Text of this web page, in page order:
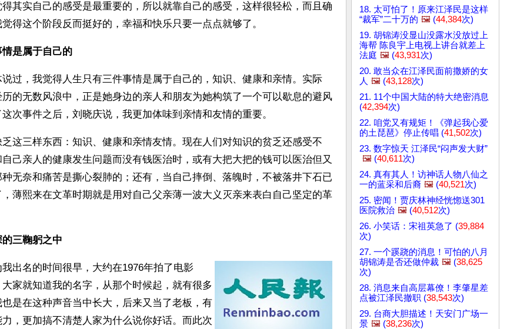
其实自己的感受是最重要的，所以就靠自己的感受，这样很轻松，而且确
得这个阶段反而挺好的，幸福和快乐只要一点点就够了。
是属于自己的
过，我觉得人生只有三件事情是属于自己的，知识、健康和亲情。实际
的无数风浪中，正是她身边的亲人和朋友为她构筑了一个可以歇息的避风
次事件之后，刘晓庆说，我更加体味到亲情和友情的重要。
这三样东西：知识、健康和亲情友情。现在人们对知识的贫乏还感受不
己亲人的健康发生问题而没有钱医治时，或有大把大把的钱可以医治但又
无奈和痛苦是撕心裂肺的；还有，当自己摔倒、落魄时，不被落井下石已
薄熙来在文革时期就是用对自己父亲薄一波大义灭亲来表白自己坚定的革
三鞠躬之中
出名的时间很早，大约在1976年拍了电影
家就知道我的名字，从那个时候起，就有很多
是在这种声音当中长大，后来又当了老板，有
，更加搞不清楚人家为什么说你好话。而此次
18. 太可怕了！原来江泽民是这样
“裁军”二十万的 🖼️ (44,384次)
19. 胡锦涛没显山没露水没放过上
海帮 陈良宇上电视上讲台就差上
法庭 🖼️ (43,931次)
20. 敢当众在江泽民面前撒娇的女
人 🖼️ (43,128次)
21. 11个中国大陆的特大绝密消息
(42,394次)
22. 咱党又有规矩！《弹起我心爱
的土琵琶》停止传唱 (41,502次)
23. 数字惊天 江泽民“闷声发大财”
🖼️ (40,611次)
24. 真有其人！访神话人物八仙之
一的蓝采和后裔 🖼️ (40,521次)
25. 密闻！贾庆林神经恍惚送301
医院救治 🖼️ (40,512次)
26. 小笑话：宋祖英急了 (39,884
次)
27. 一个蹊跷的消息！可怕的八月
胡锦涛是否还做仲裁 🖼️ (38,625
次)
28. 消息来自高层幕僚！李肇星差
点被江泽民撤职 (38,543次)
29. 台商大胆描述！天安门广场一
景 🖼️ (38,236次)